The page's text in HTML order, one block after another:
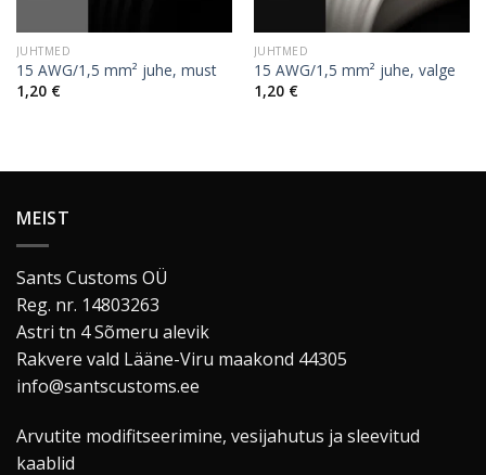
JUHTMED
15 AWG/1,5 mm² juhe, must
1,20 €
JUHTMED
15 AWG/1,5 mm² juhe, valge
1,20 €
MEIST
Sants Customs OÜ
Reg. nr. 14803263
Astri tn 4 Sõmeru alevik
Rakvere vald Lääne-Viru maakond 44305
info@santscustoms.ee
Arvutite modifitseerimine, vesijahutus ja sleevitud
kaablid